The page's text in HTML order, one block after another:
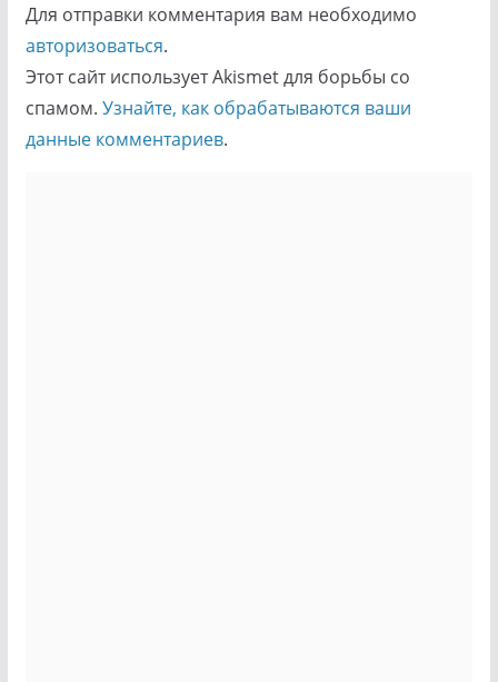
Для отправки комментария вам необходимо
авторизоваться.
Этот сайт использует Akismet для борьбы со
спамом. Узнайте, как обрабатываются ваши
данные комментариев.